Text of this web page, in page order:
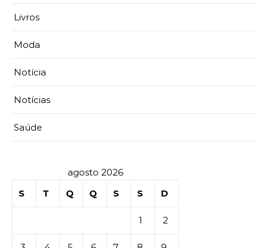
Livros
Moda
Notícia
Notícias
Saúde
agosto 2026
S
T Q Q S S D
1 2